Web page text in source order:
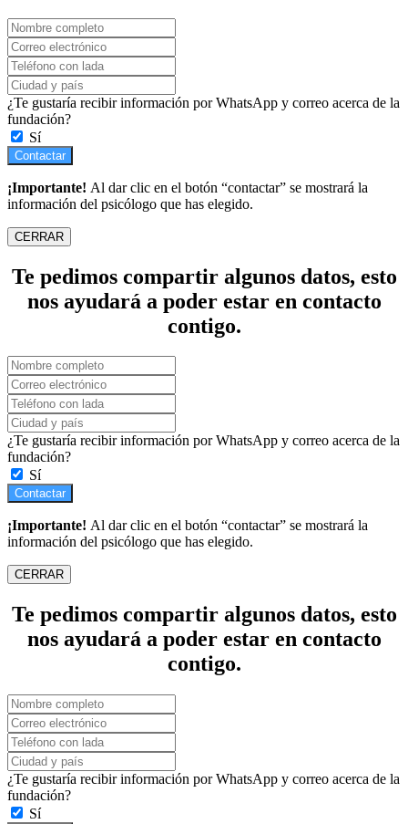
¿Te gustaría recibir información por WhatsApp y correo acerca de la
fundación?
Sí
Contactar
¡Importante! Al dar clic en el botón “contactar” se mostrará la
información del psicólogo que has elegido.
CERRAR
Te pedimos compartir algunos datos, esto
nos ayudará a poder estar en contacto
contigo.
¿Te gustaría recibir información por WhatsApp y correo acerca de la
fundación?
Sí
Contactar
¡Importante! Al dar clic en el botón “contactar” se mostrará la
información del psicólogo que has elegido.
CERRAR
Te pedimos compartir algunos datos, esto
nos ayudará a poder estar en contacto
contigo.
¿Te gustaría recibir información por WhatsApp y correo acerca de la
fundación?
Sí